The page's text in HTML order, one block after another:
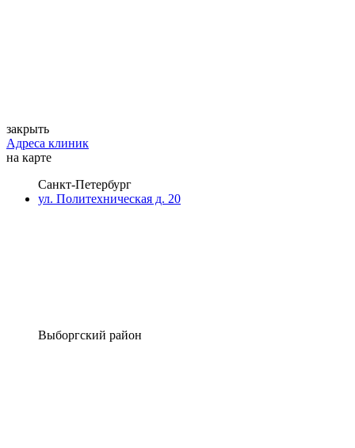
закрыть
Адреса клиник
на карте
Санкт-Петербург
ул. Политехническая д. 20
Выборгский район